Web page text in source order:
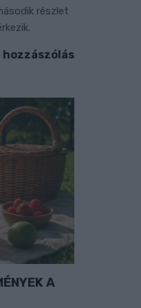
részlet
hozzászólás
A